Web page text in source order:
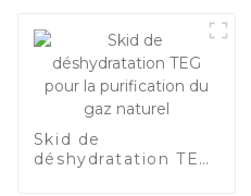
Skid de
déshydratation TEG